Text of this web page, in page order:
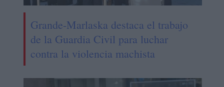
Grande-Marlaska destaca el trabajo
de la Guardia Civil para luchar
contra la violencia machista